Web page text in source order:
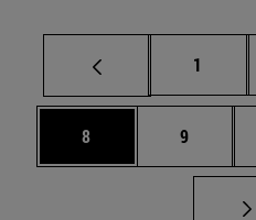
Página
1
Página
8 Página
9